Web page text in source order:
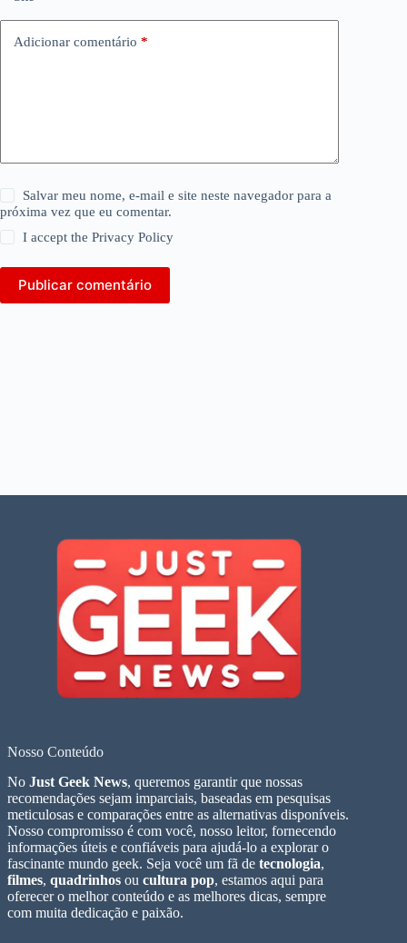
Adicionar comentário *
Salvar meu nome, e-mail e site neste navegador para a
próxima vez que eu comentar.
I accept thePrivacy Policy
Publicar comentário
Nosso Conteúdo
No Just Geek News, queremos garantir que nossas
recomendações sejam imparciais, baseadas em pesquisas
meticulosas e comparações entre as alternativas disponíveis.
Nosso compromisso é com você, nosso leitor, fornecendo
informações úteis e confiáveis para ajudá-lo a explorar o
fascinante mundo geek. Seja você um fã de tecnologia,
filmes, quadrinhos ou cultura pop, estamos aqui para
oferecer o melhor conteúdo e as melhores dicas, sempre
com muita dedicação e paixão.